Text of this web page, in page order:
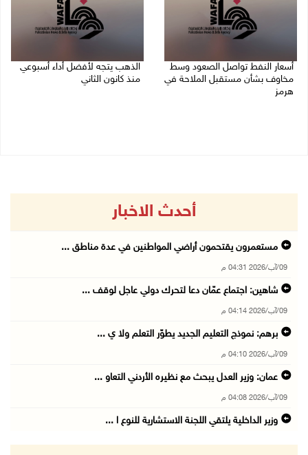
أسعار النفط تواصل الصعود وسط
مخاوف بشأن مستقبل الملاحة في
هرمز
الذهب يتجه لأفضل أداء أسبوعي
منذ كانون الثاني
أحدث الاخبار
مستعمرون يقتحمون أراضي المواطنين في عدة مناطق ...
09/آب/2026 04:31 م
شاهين: اجتماع عمّان دعا لتحرك دولي عاجل لوقف ...
09/آب/2026 04:14 م
برهم: نموذج التعليم الجديد يطوّر التعلم ولا ي ...
09/آب/2026 04:10 م
عمان: وزير العدل يبحث مع نظيره الأردني التعاو ...
09/آب/2026 04:08 م
وزير الداخلية يلتقي اللجنة الاستشارية للنوع ا ...